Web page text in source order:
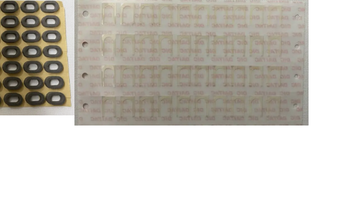
Dec
2022